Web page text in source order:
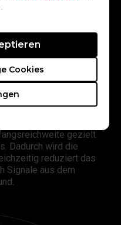
Cookies
gezielt
Dadurch wird die
reduziert das
Signale aus dem